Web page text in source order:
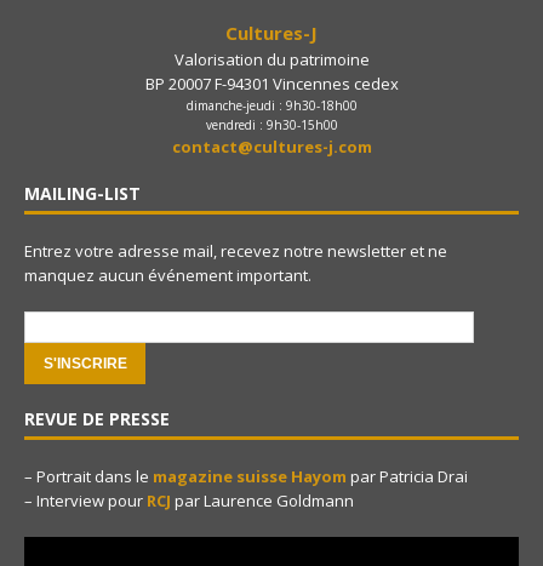
Cultures-J
Valorisation du patrimoine
BP 20007 F-94301 Vincennes cedex
dimanche-jeudi : 9h30-18h00
vendredi : 9h30-15h00
contact@cultures-j.com
MAILING-LIST
Entrez votre adresse mail, recevez notre newsletter et ne
manquez aucun événement important.
REVUE DE PRESSE
– Portrait dans le magazine suisse Hayom par Patricia Drai
– Interview pour RCJ par Laurence Goldmann